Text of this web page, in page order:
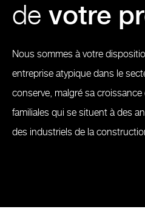
de votre
Nous sommes à votre
entreprise atypique dans le
conserve, malgré sa
familiales qui se situent à des
des industriels de la